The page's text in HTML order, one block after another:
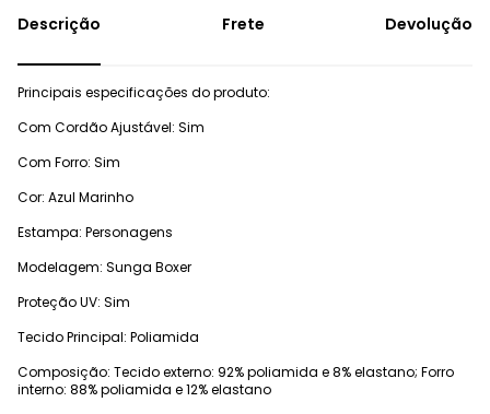
Frete Devolução
Principais especificações do produto:
Com Cordão Ajustável: Sim
Com Forro: Sim
Cor: Azul Marinho
Estampa: Personagens
Modelagem: Sunga Boxer
Proteção UV: Sim
Tecido Principal: Poliamida
Composição: Tecido externo: 92% poliamida e 8% elastano; Forro
interno: 88% poliamida e 12% elastano